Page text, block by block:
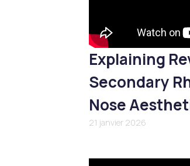
Explaining
Secondary
Nose
21 janvier 2026